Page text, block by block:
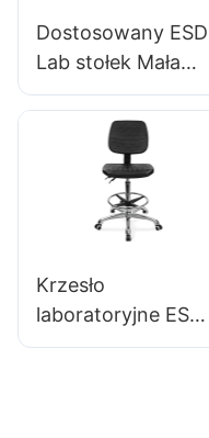
Dostosowany ESD
Lab stołek Mała
wysokość gniazda
gwiazdkowa
podstawa do
laboratorium IC003
Krzesło
laboratoryjne ESD
ergonomiczny